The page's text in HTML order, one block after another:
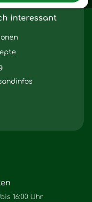
interessant
16:00 Uhr